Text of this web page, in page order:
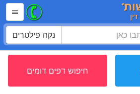
נקה פילטרים
חיפוש דפים דומים